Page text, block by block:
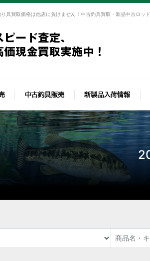
具買取価格は他店に負けません！中古釣具買取・新品中古ロッ